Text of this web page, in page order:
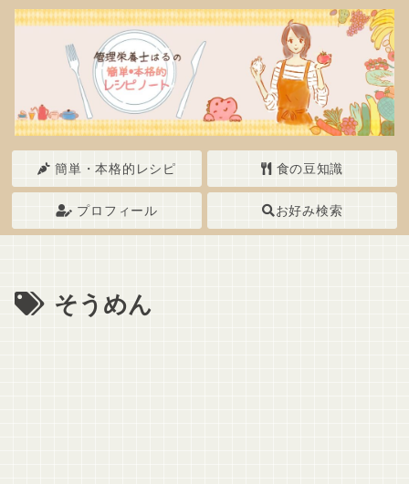
簡単・本格的レシピ 食の豆知識
プロフィール お好み検索
そうめん